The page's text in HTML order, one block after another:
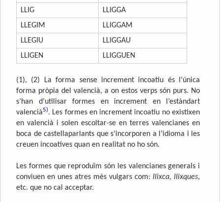
LLIG
LLIGGA
LLEGIM
LLIGGAM
LLEGIU
LLIGGAU
LLIGEN
LLIGGUEN
(1), (2) La forma sense increment incoatiu és l’única
forma pròpia del valencià, a on estos verps són purs. No
s’han d’utilisar formes en increment en l’estàndart
valencià5). Les formes en increment incoatiu no existixen
en valencià i solen escoltar-se en terres valencianes en
boca de castellaparlants que s’incorporen a l’idioma i les
creuen incoatives quan en realitat no ho són.
Les formes que reproduïm són les valencianes generals i
conviuen en unes atres més vulgars com: llixca, llixques,
etc. que no cal acceptar.